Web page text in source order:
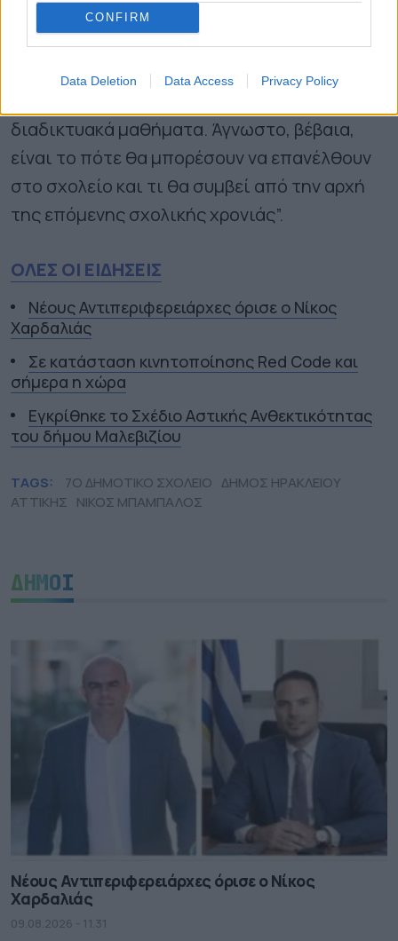
CONFIRM
Data Deletion Data Access Privacy Policy
λύση για τους μαθητές του σχολείου. Για το
επόμενο διάστημα ο Δήμος δεν διευκρινίζει
τι θα συμβεί, αν και μια λογική υπόθεση είναι
διαδικτυακά μαθήματα. Άγνωστο, βέβαια,
είναι το πότε θα μπορέσουν να επανέλθουν
στο σχολείο και τι θα συμβεί από την αρχή
της επόμενης σχολικής χρονιάς”.
ΟΛΕΣ ΟΙ ΕΙΔΗΣΕΙΣ
Νέους Αντιπεριφερειάρχες όρισε ο Νίκος
Χαρδαλιάς
Σε κατάσταση κινητοποίησης Red Code και
σήμερα η χώρα
Εγκρίθηκε το Σχέδιο Αστικής Ανθεκτικότητας
του δήμου Μαλεβιζίου
TAGS: 7Ο ΔΗΜΟΤΙΚΟ ΣΧΟΛΕΙΟ ΔΗΜΟΣ ΗΡΑΚΛΕΙΟΥ
ΑΤΤΙΚΗΣ ΝΙΚΟΣ ΜΠΑΜΠΑΛΟΣ
ΔΗΜΟΙ
Νέους Αντιπεριφερειάρχες όρισε ο Νίκος
Χαρδαλιάς
09.08.2026 - 11.31